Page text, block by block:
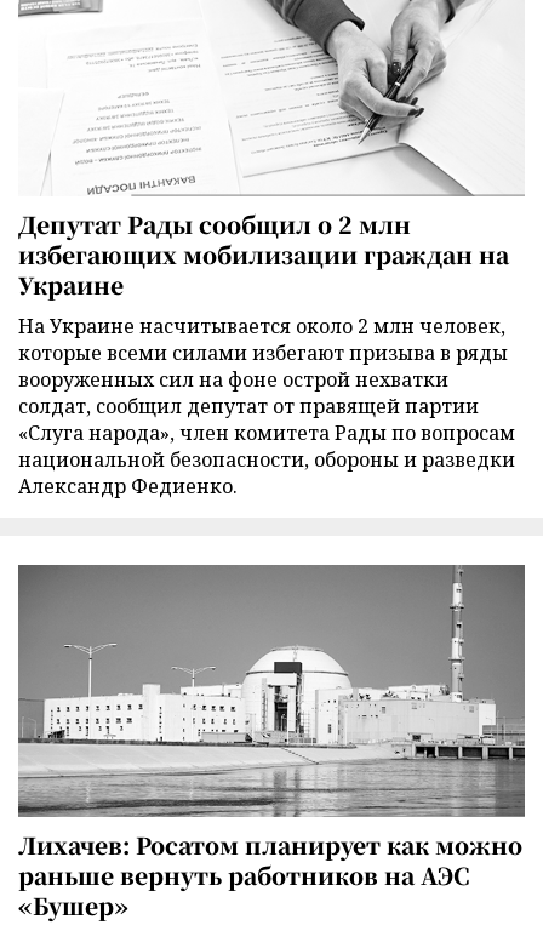
Депутат Рады сообщил о 2 млн
избегающих мобилизации граждан на
Украине
На Украине насчитывается около 2 млн человек,
которые всеми силами избегают призыва в ряды
вооруженных сил на фоне острой нехватки
солдат, сообщил депутат от правящей партии
«Слуга народа», член комитета Рады по вопросам
национальной безопасности, обороны и разведки
Александр Федиенко.
Лихачев: Росатом планирует как можно
раньше вернуть работников на АЭС
«Бушер»